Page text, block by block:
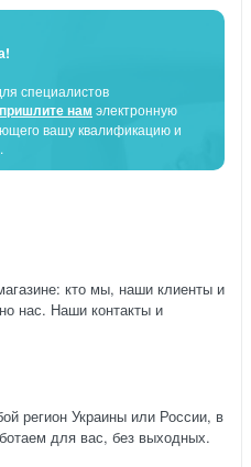
специалистов
пришлите нам электронную
вашу квалификацию и
кто мы, наши клиенты и
нас. Наши контакты и
регион Украины или России, в
для вас, без выходных.